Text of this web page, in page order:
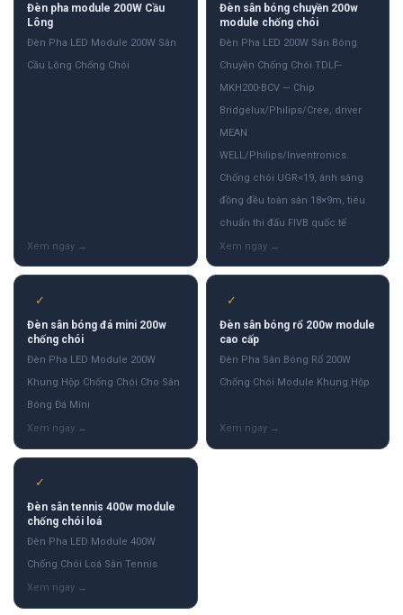
Đèn pha module 200W Cầu
Lông
Đèn Pha LED Module 200W Sân
Cầu Lông Chống Chói
Đèn sân bóng chuyền 200w
module chống chói
Đèn Pha LED 200W Sân Bóng
Chuyền Chống Chói TDLF-
MKH200-BCV — Chip
Bridgelux/Philips/Cree, driver
MEAN
WELL/Philips/Inventronics.
Chống chói UGR<19, ánh sáng
đồng đều toàn sân 18×9m, tiêu
chuẩn thi đấu FIVB quốc tế
✓
Đèn sân bóng đá mini 200w
chống chói
Đèn Pha LED Module 200W
Khung Hộp Chống Chói Cho Sân
Bóng Đá Mini
✓
Đèn sân bóng rổ 200w module
cao cấp
Đèn Pha Sân Bóng Rổ 200W
Chống Chói Module Khung Hộp
✓
Đèn sân tennis 400w module
chống chói loá
Đèn Pha LED Module 400W
Chống Chói Loá Sân Tennis